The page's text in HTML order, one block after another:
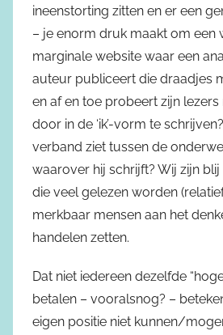
ineenstorting zitten en er een
– je enorm druk maakt om een
marginale website waar een
auteur publiceert die draadjes
en af en toe probeert zijn
door in de ‘ik’-vorm te
verband ziet tussen de
waarover hij schrijft? Wij zijn
die veel gelezen worden
merkbaar mensen aan het
handelen zetten.
Dat niet iedereen dezelfde
betalen – vooralsnog? –
eigen positie niet kunnen/